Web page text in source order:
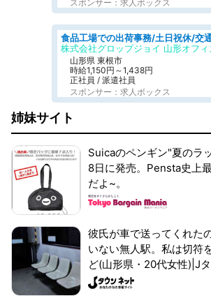
スポンサー：求人ボックス
株式会社グロップジョイ 山形オフィ
山形県 東根市
時給1,150円～1,438円
正社員 / 派遣社員
スポンサー：求人ボックス
姉妹サイト
Suicaのペンギン"夏のラ
8日に発売。Pensta史上
だよ~。
彼氏が車で送ってくれた
いない無人駅。私は切符
ど(山形県・20代女性)|J